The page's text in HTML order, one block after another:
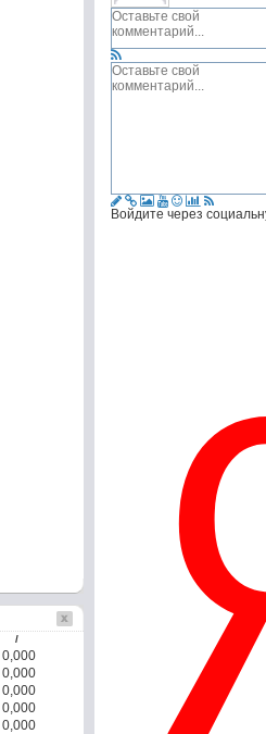
Войдите через
/
0,000
0,000
0,000
0,000
0,000